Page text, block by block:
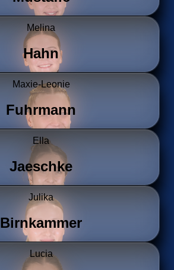
Melina
Hahn
Maxie-Leonie
Fuhrmann
Ella
Jaeschke
Julika
Birnkammer
Lucia